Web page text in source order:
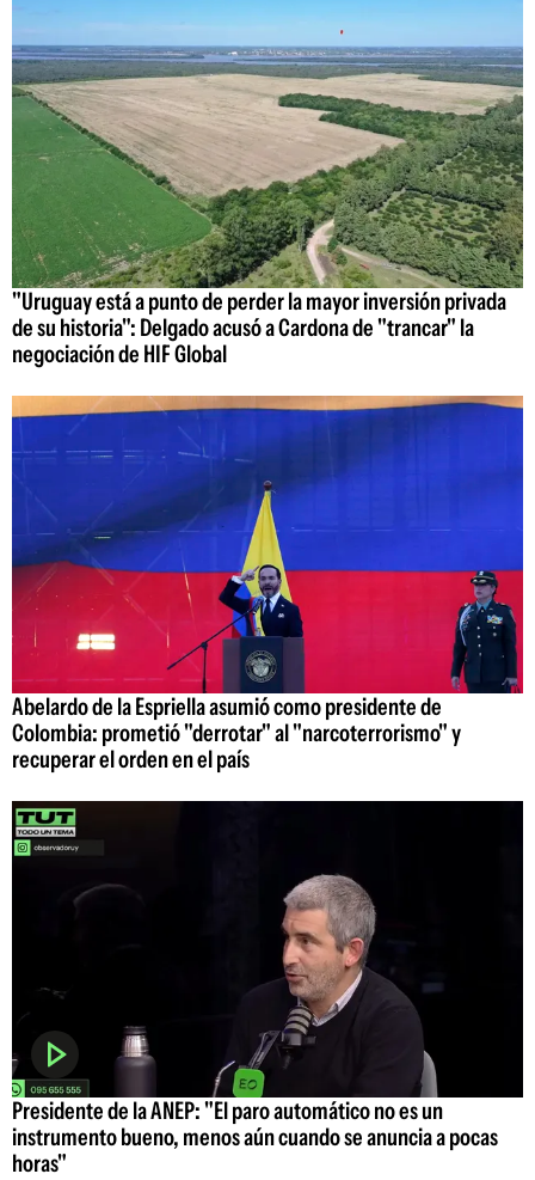
"Uruguay está a punto de perder la mayor inversión privada
de su historia": Delgado acusó a Cardona de "trancar" la
negociación de HIF Global
Abelardo de la Espriella asumió como presidente de
Colombia: prometió "derrotar" al "narcoterrorismo" y
recuperar el orden en el país
Presidente de la ANEP: "El paro automático no es un
instrumento bueno, menos aún cuando se anuncia a pocas
horas"